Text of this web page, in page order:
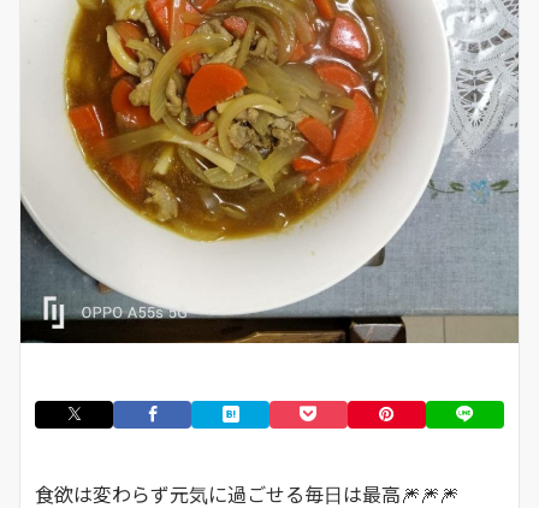
食欲は変わらず元気に過ごせる毎日は最高🎆🎆🎆